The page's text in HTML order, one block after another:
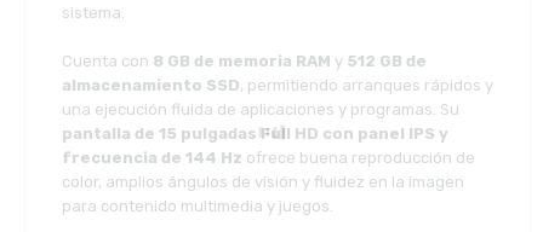
sistema.
Cuenta con 8 GB de memoria RAM y 512 GB de
almacenamiento SSD, permitiendo arranques rápidos y
una ejecución fluida de aplicaciones y programas. Su
pantalla de 15 pulgadas Full HD con panel IPS y
frecuencia de 144 Hz ofrece buena reproducción de
color, amplios ángulos de visión y fluidez en la imagen
para contenido multimedia y juegos.